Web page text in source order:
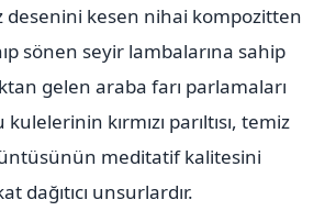
desenini kesen nihai kompozitten
sönen seyir lambalarına sahip
gelen araba farı parlamaları
kırmızı parıltısı, temiz
meditatif kalitesini
dağıtıcı unsurlardır.